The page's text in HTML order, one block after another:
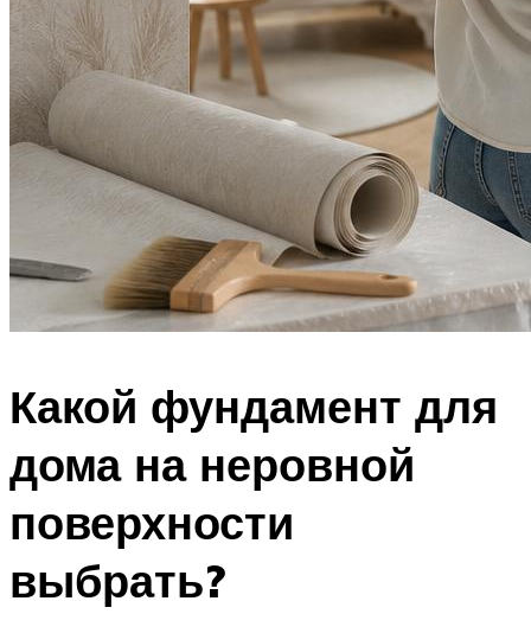
Какой фундамент для
дома на неровной
поверхности
выбрать?